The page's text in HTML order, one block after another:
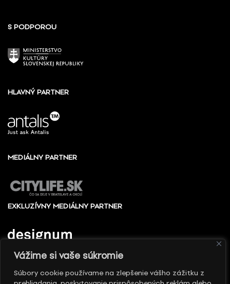
Vážime si vaše súkromie
Súbory cookie používame na zlepšenie vášho zážitku z
S PODPOROU
HLAVNÝ PARTNER
MEDIÁLNY PARTNER
EXKLUZÍVNY MEDIÁLNY PARTNER